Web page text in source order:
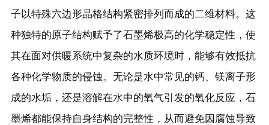
子以特殊六边形晶格结构紧密排列而成的二维材料。这
种独特的原子结构赋予了石墨烯极高的化学稳定性，使
其在面对供暖系统中复杂的水质环境时，能够有效抵抗
各种化学物质的侵蚀。无论是水中常见的钙、镁离子形
成的水垢，还是溶解在水中的氧气引发的氧化反应，石
墨烯都能保持自身结构的完整性，从而避免因腐蚀导致